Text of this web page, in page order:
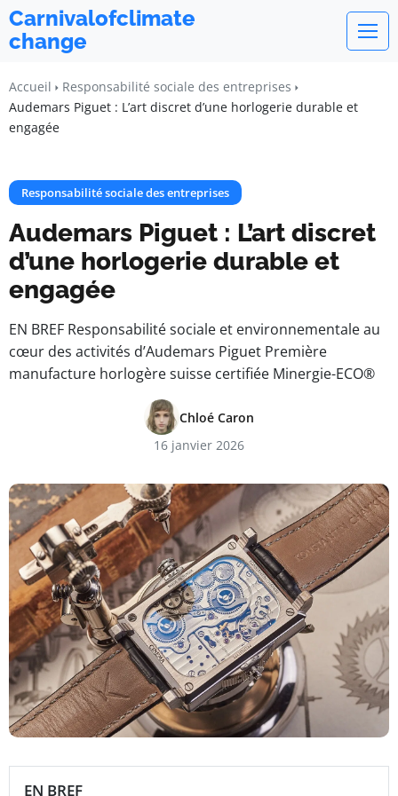
Carnivalofclimate
change
Accueil
Responsabilité sociale des entreprises
Audemars Piguet : L’art discret d’une horlogerie durable et
engagée
Responsabilité sociale des entreprises
Audemars Piguet : L’art discret
d’une horlogerie durable et
engagée
EN BREF Responsabilité sociale et environnementale au
cœur des activités d’Audemars Piguet Première
manufacture horlogère suisse certifiée Minergie-ECO®
Chloé Caron
16 janvier 2026
EN BREF